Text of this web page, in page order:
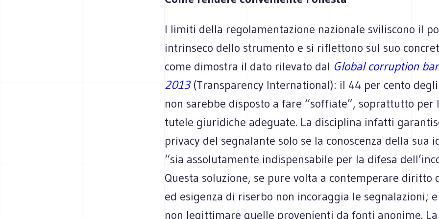
I limiti della regolamentazione nazionale sviliscono il
intrinseco dello strumento e si riflettono sul suo
come dimostra il dato rilevato dal Global corruption
2013 (Transparency International): il 44 per cento
non sarebbe disposto a fare “soffiate”, soprattutto per
tutele giuridiche adeguate. La disciplina infatti
privacy del segnalante solo se la conoscenza della sua
“sia assolutamente indispensabile per la difesa
Questa soluzione, se pure volta a contemperare diritto
ed esigenza di riserbo non incoraggia le segnalazioni;
non legittimare quelle provenienti da fonti anonime. La